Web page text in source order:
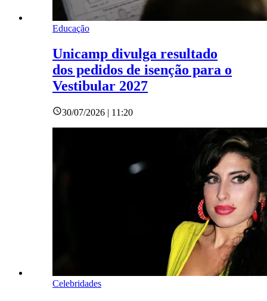
Educação
Unicamp divulga resultado
dos pedidos de isenção para o
Vestibular 2027
30/07/2026 | 11:20
Celebridades